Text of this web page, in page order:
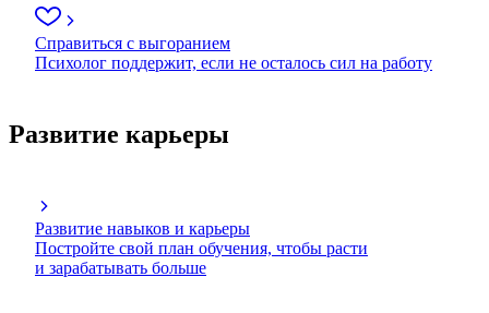
Справиться с выгоранием
Психолог поддержит, если не осталось сил на работу
Развитие карьеры
Развитие навыков и карьеры
Постройте свой план обучения, чтобы расти
и зарабатывать больше